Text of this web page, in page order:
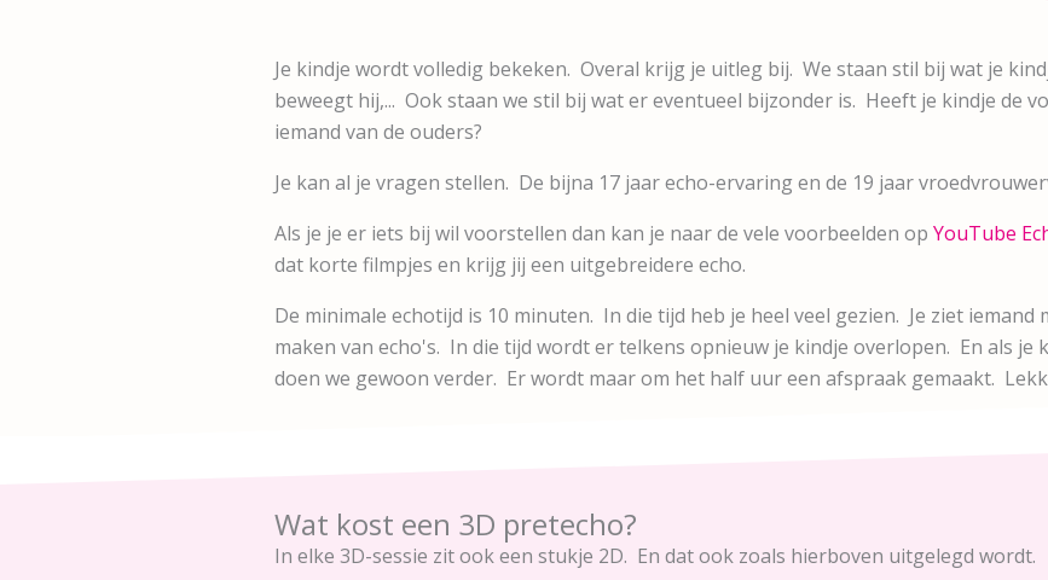
Je kindje wordt volledig bekeken. Overal krijg je uitleg bij. We staan stil bij wat je
beweegt hij,... Ook staan we stil bij wat er eventueel bijzonder is. Heeft je kindje de
iemand van de ouders?
Je kan al je vragen stellen. De bijna 17 jaar echo-ervaring en de 19 jaar
Als je je er iets bij wil voorstellen dan kan je naar de vele voorbeelden op YouTube
dat korte filmpjes en krijg jij een uitgebreidere echo.
De minimale echotijd is 10 minuten. In die tijd heb je heel veel gezien. Je ziet
maken van echo's. In die tijd wordt er telkens opnieuw je kindje overlopen. En als je
doen we gewoon verder. Er wordt maar om het half uur een afspraak gemaakt.
Wat kost een 3D pretecho?
In elke 3D-sessie zit ook een stukje 2D. En dat ook zoals hierboven uitgelegd wordt.